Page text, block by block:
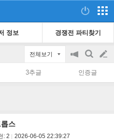
정보 경쟁전 파티찾기
전체보기
공
on/off
검
색
글
쓰
3추글 인증글
스
: 2 2026-06-05 22:39:27